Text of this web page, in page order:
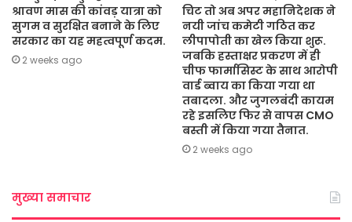
श्रावण मास की कांवड़ यात्रा को
सुगम व सुरक्षित बनाने के लिए
सरकार का यह महत्वपूर्ण कदम.
2 weeks ago
चिट तो अब अपर महानिदेशक ने
नयी जांच कमेटी गठित कर
लीपापोती का खेल किया शुरू.
जबकि हस्ताक्षर प्रकरण में ही
चीफ फार्मासिस्ट के साथ आरोपी
वार्ड ब्वाय का किया गया था
तबादला. और जुगलबंदी कायम
रहे इसलिए फिर से वापस CMO
बस्ती में किया गया तैनात.
2 weeks ago
मुख्या समाचार